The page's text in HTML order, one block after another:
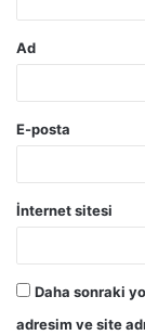
Ad
E-posta
İnternet sitesi
Daha sonraki
adresim ve site